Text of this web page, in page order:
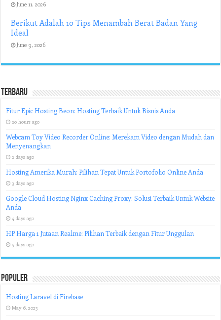
June 11, 2026
Berikut Adalah 10 Tips Menambah Berat Badan Yang
Ideal
June 9, 2026
Terbaru
Fitur Epic Hosting Beon: Hosting Terbaik Untuk Bisnis Anda
20 hours ago
Webcam Toy Video Recorder Online: Merekam Video dengan Mudah dan
Menyenangkan
2 days ago
Hosting Amerika Murah: Pilihan Tepat Untuk Portofolio Online Anda
3 days ago
Google Cloud Hosting Nginx Caching Proxy: Solusi Terbaik Untuk Website
Anda
4 days ago
HP Harga 1 Jutaan Realme: Pilihan Terbaik dengan Fitur Unggulan
5 days ago
Populer
Hosting Laravel di Firebase
May 6, 2023